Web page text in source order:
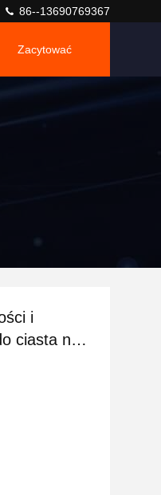
86--13690769367
Zacytować
i
ciasta na